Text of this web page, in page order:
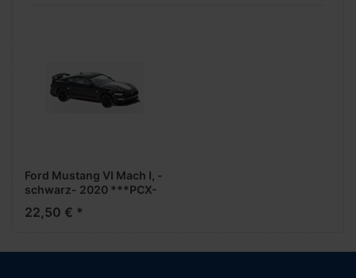
Ford Mustang VI Mach I, -
schwarz- 2020 ***PCX-
22,50 € *